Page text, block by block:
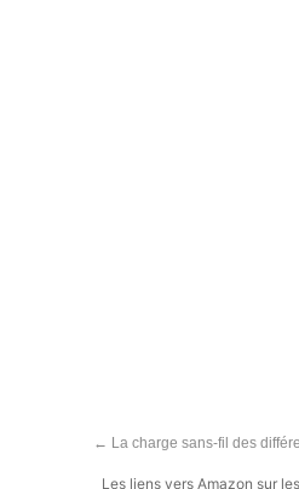
← La charge sans-fil des
Les liens vers Amazon sur